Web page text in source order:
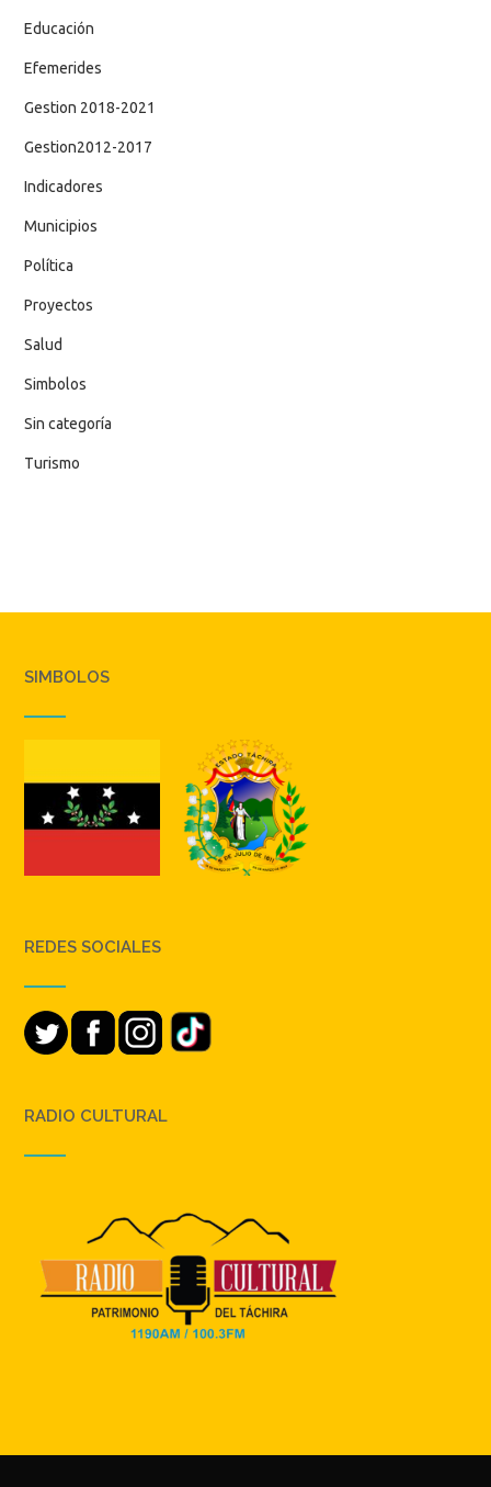
Educación
Efemerides
Gestion 2018-2021
Gestion2012-2017
Indicadores
Municipios
Política
Proyectos
Salud
Simbolos
Sin categoría
Turismo
SIMBOLOS
REDES SOCIALES
RADIO CULTURAL